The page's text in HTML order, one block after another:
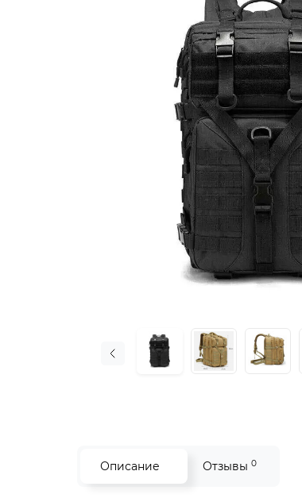
Описание Отзывы 0